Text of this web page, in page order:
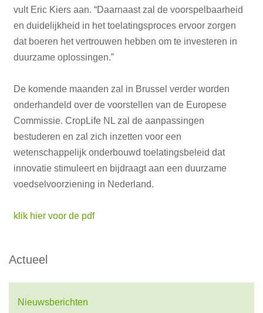
vult Eric Kiers aan. “Daarnaast zal de voorspelbaarheid
en duidelijkheid in het toelatingsproces ervoor zorgen
dat boeren het vertrouwen hebben om te investeren in
duurzame oplossingen.”
De komende maanden zal in Brussel verder worden
onderhandeld over de voorstellen van de Europese
Commissie. CropLife NL zal de aanpassingen
bestuderen en zal zich inzetten voor een
wetenschappelijk onderbouwd toelatingsbeleid dat
innovatie stimuleert en bijdraagt aan een duurzame
voedselvoorziening in Nederland.
klik hier voor de pdf
Actueel
Nieuwsberichten